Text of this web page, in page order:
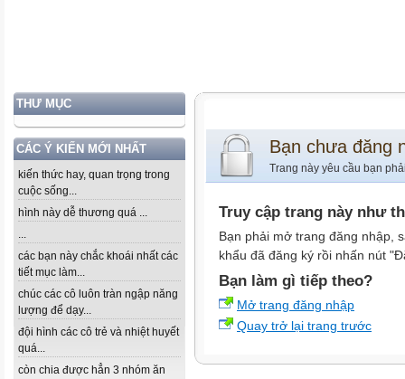
THƯ MỤC
CÁC Ý KIẾN MỚI NHẤT
kiến thức hay, quan trọng trong
cuộc sống...
hình này dễ thương quá ...
...
các bạn này chắc khoái nhất các
tiết mục làm...
chúc các cô luôn tràn ngập năng
lượng để dạy...
đội hình các cô trẻ và nhiệt huyết
quá...
còn chia được hẳn 3 nhóm ăn
Bạn chưa đăng
Trang này yêu cầu bạn
Truy cập trang này như
Bạn phải mở trang đăng nhập,
khẩu đã đăng ký rồi nhấn nút
Bạn làm gì tiếp theo?
Mở trang đăng nhập
Quay trở lại trang trước